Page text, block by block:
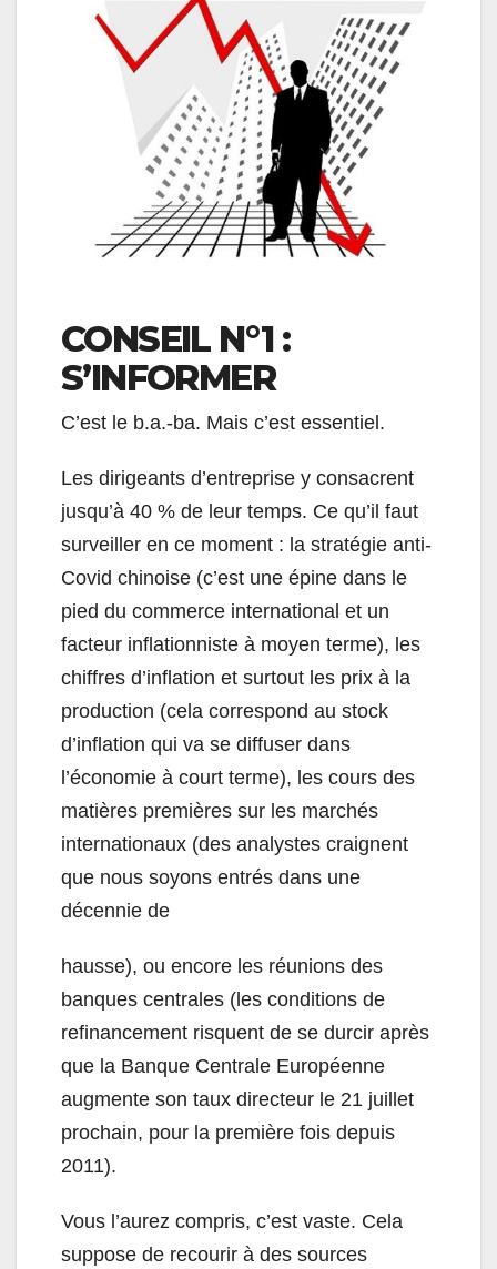
CONSEIL N°1 :
S’INFORMER
C’est le b.a.-ba. Mais c’est essentiel.
Les dirigeants d’entreprise y consacrent
jusqu’à 40 % de leur temps. Ce qu’il faut
surveiller en ce moment : la stratégie anti-
Covid chinoise (c’est une épine dans le
pied du commerce international et un
facteur inflationniste à moyen terme), les
chiffres d’inflation et surtout les prix à la
production (cela correspond au stock
d’inflation qui va se diffuser dans
l’économie à court terme), les cours des
matières premières sur les marchés
internationaux (des analystes craignent
que nous soyons entrés dans une
décennie de
hausse), ou encore les réunions des
banques centrales (les conditions de
refinancement risquent de se durcir après
que la Banque Centrale Européenne
augmente son taux directeur le 21 juillet
prochain, pour la première fois depuis
2011).
Vous l’aurez compris, c’est vaste. Cela
suppose de recourir à des sources